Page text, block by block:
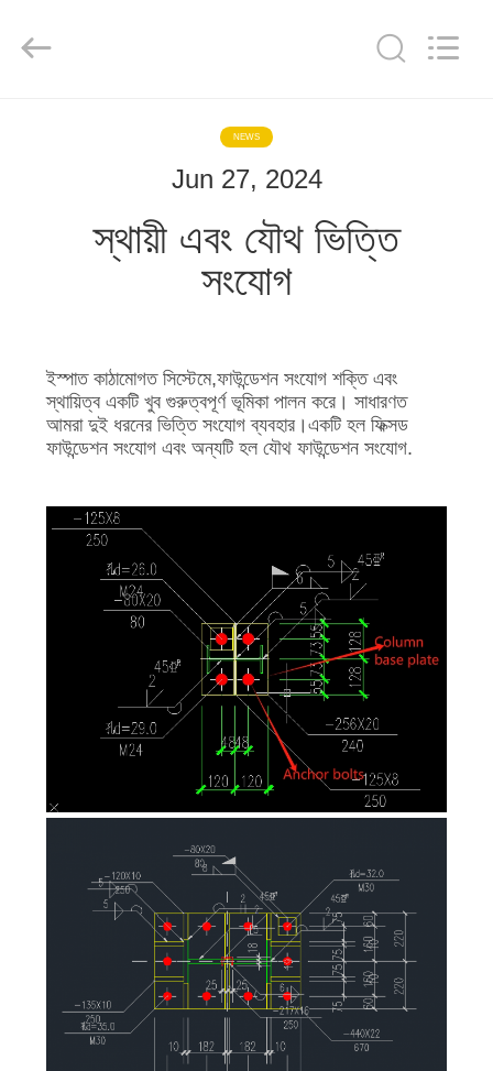
আমাদের
NEWS
Jun 27, 2024
স্থায়ী এবং যৌথ ভিত্তি
সংযোগ
ইস্পাত কাঠামোগত সিস্টেমে,ফাউন্ডেশন সংযোগ শক্তি এবং
স্থায়িত্ব একটি খুব গুরুত্বপূর্ণ ভূমিকা পালন করে। সাধারণত
আমরা দুই ধরনের ভিত্তি সংযোগ ব্যবহার।একটি হল ফিক্সড
ফাউন্ডেশন সংযোগ এবং অন্যটি হল যৌথ ফাউন্ডেশন সংযোগ.